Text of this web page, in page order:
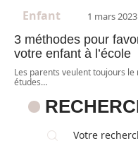
Enfant 1 mars 2023
3 méthodes pour
votre enfant à l’école
Les parents veulent toujours
études…